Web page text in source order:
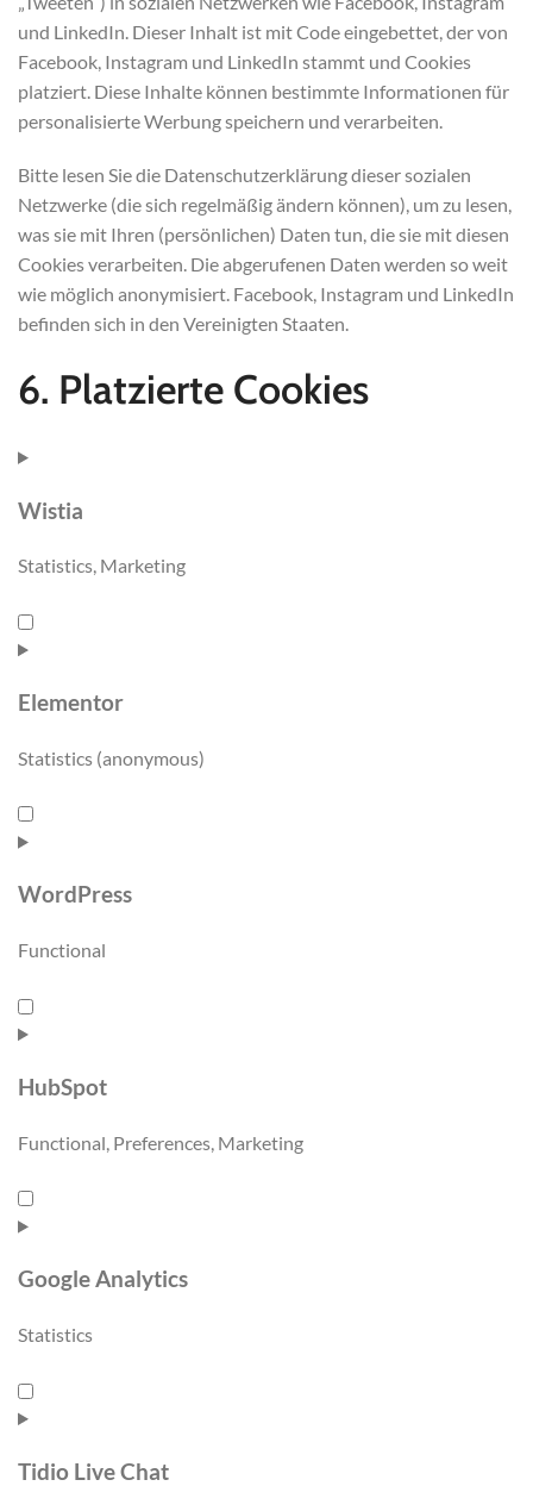
und LinkedIn. Dieser Inhalt ist mit Code eingebettet, der von
Facebook, Instagram und LinkedIn stammt und Cookies
platziert. Diese Inhalte können bestimmte Informationen für
personalisierte Werbung speichern und verarbeiten.
Bitte lesen Sie die Datenschutzerklärung dieser sozialen
Netzwerke (die sich regelmäßig ändern können), um zu lesen,
was sie mit Ihren (persönlichen) Daten tun, die sie mit diesen
Cookies verarbeiten. Die abgerufenen Daten werden so weit
wie möglich anonymisiert. Facebook, Instagram und LinkedIn
befinden sich in den Vereinigten Staaten.
6. Platzierte Cookies
Wistia
Statistics, Marketing
Elementor
Statistics (anonymous)
WordPress
Functional
HubSpot
Functional, Preferences, Marketing
Google Analytics
Statistics
Tidio Live Chat